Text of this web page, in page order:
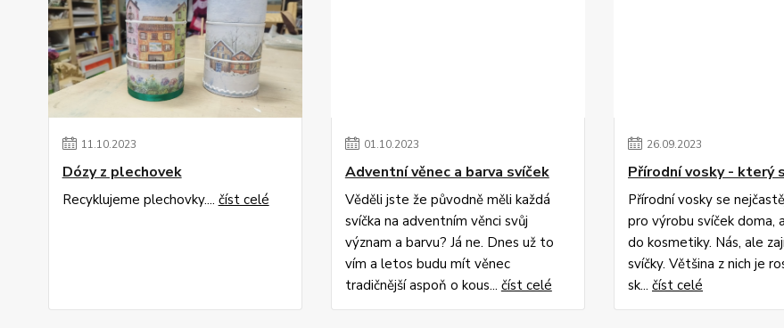
11.10.2023
Dózy z plechovek
Recyklujeme plechovky.... číst celé
01.10.2023
Adventní věnec a barva svíček
Věděli jste že původně měli každá
svíčka na adventním věnci svůj
význam a barvu? Já ne. Dnes už to
vím a letos budu mít věnec
tradičnější aspoň o kous... číst celé
26.09.2023
Přírodní vosky - který
Přírodní vosky se
pro výrobu svíček doma,
do kosmetiky. Nás, ale
svíčky. Většina z nich je
sk... číst celé